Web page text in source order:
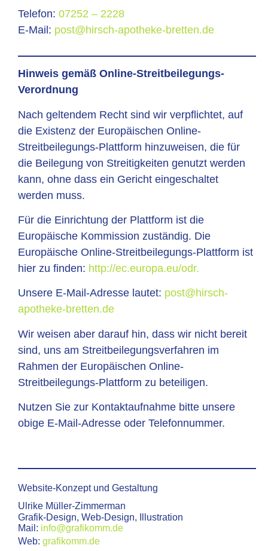
Telefon: 07252 – 2228
E-Mail: post@hirsch-apotheke-bretten.de
Hinweis gemäß Online-Streitbeilegungs-
Verordnung
Nach geltendem Recht sind wir verpflichtet, auf
die Existenz der Europäischen Online-
Streitbeilegungs-Plattform hinzuweisen, die für
die Beilegung von Streitigkeiten genutzt werden
kann, ohne dass ein Gericht eingeschaltet
werden muss.
Für die Einrichtung der Plattform ist die
Europäische Kommission zuständig. Die
Europäische Online-Streitbeilegungs-Plattform ist
hier zu finden: http://ec.europa.eu/odr.
Unsere E-Mail-Adresse lautet: post@hirsch-
apotheke-bretten.de
Wir weisen aber darauf hin, dass wir nicht bereit
sind, uns am Streitbeilegungsverfahren im
Rahmen der Europäischen Online-
Streitbeilegungs-Plattform zu beteiligen.
Nutzen Sie zur Kontaktaufnahme bitte unsere
obige E-Mail-Adresse oder Telefonnummer.
Website-Konzept und Gestaltung
Ulrike Müller-Zimmerman
Grafik-Design, Web-Design, Illustration
Mail: info@grafikomm.de
Web: grafikomm.de